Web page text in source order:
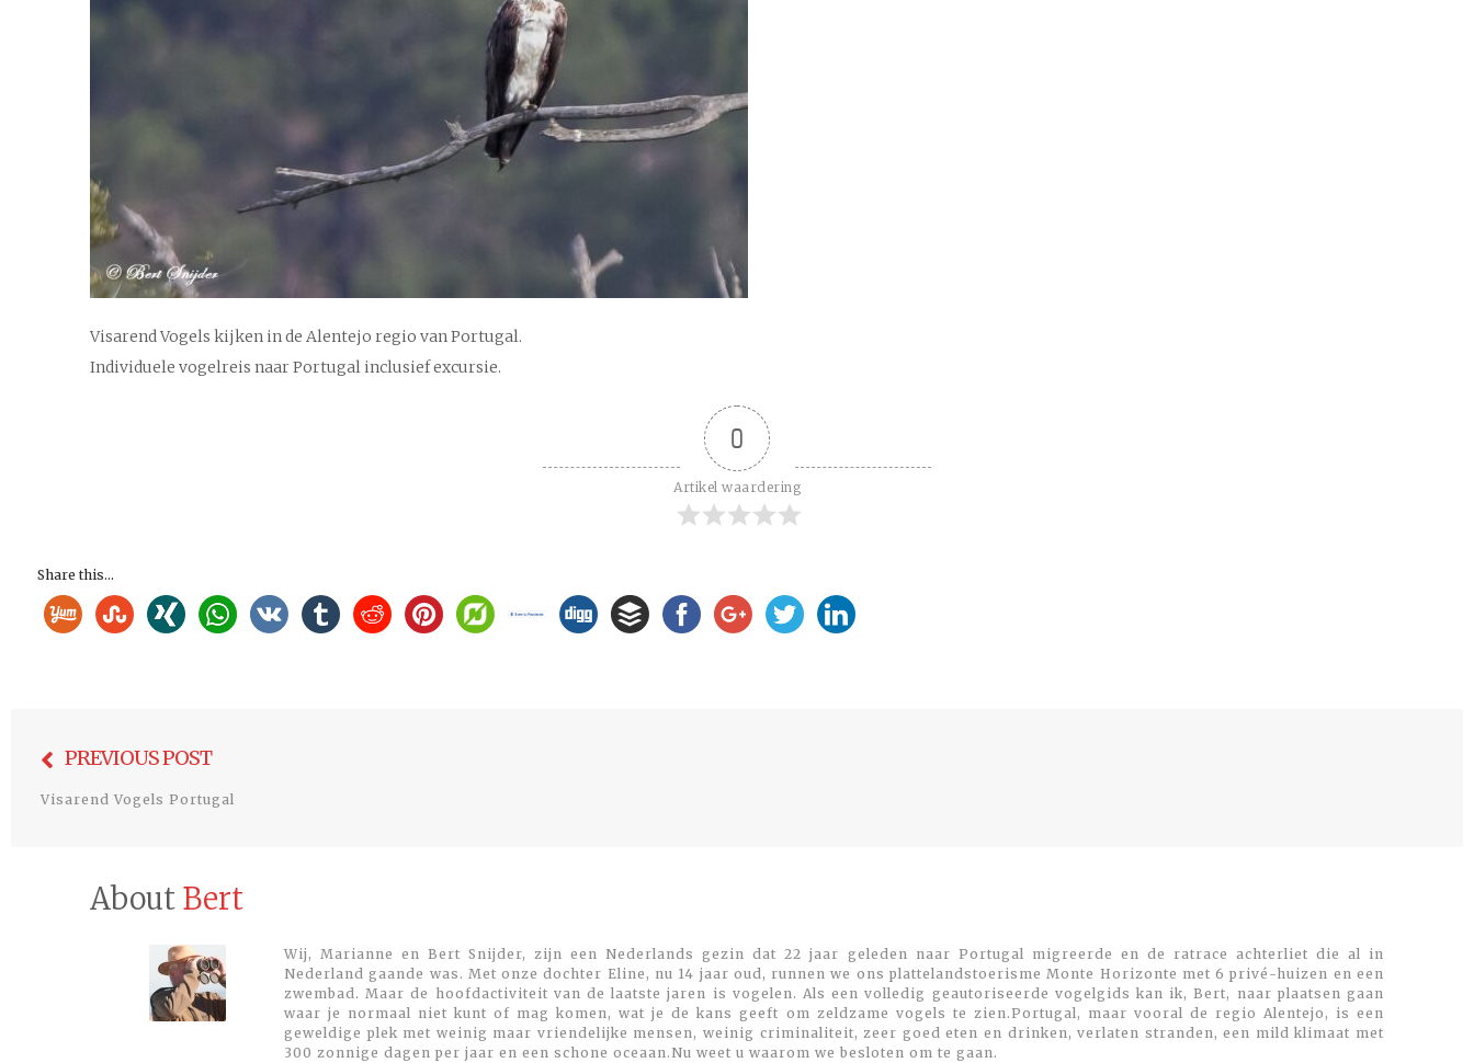
Visarend Vogels kijken in de Alentejo regio van Portugal.
Individuele vogelreis naar Portugal inclusief excursie.
0
Artikel waardering
Share this...
navigatie
PREVIOUS POST
Visarend Vogels Portugal
About Bert
Wij, Marianne en Bert Snijder, zijn een Nederlands gezin dat 22 jaar geleden naar Portugal migreerde en de ratrace achterliet die al in
Nederland gaande was. Met onze dochter Eline, nu 14 jaar oud, runnen we ons plattelandstoerisme Monte Horizonte met 6 privé-huizen en een
zwembad. Maar de hoofdactiviteit van de laatste jaren is vogelen. Als een volledig geautoriseerde vogelgids kan ik, Bert, naar plaatsen gaan
waar je normaal niet kunt of mag komen, wat je de kans geeft om zeldzame vogels te zien.Portugal, maar vooral de regio Alentejo, is een
geweldige plek met weinig maar vriendelijke mensen, weinig criminaliteit, zeer goed eten en drinken, verlaten stranden, een mild klimaat met
300 zonnige dagen per jaar en een schone oceaan.Nu weet u waarom we besloten om te gaan.